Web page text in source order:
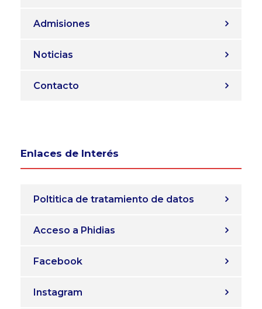
Admisiones
Noticias
Contacto
Enlaces de Interés
Poltitica de tratamiento de datos
Acceso a Phidias
Facebook
Instagram